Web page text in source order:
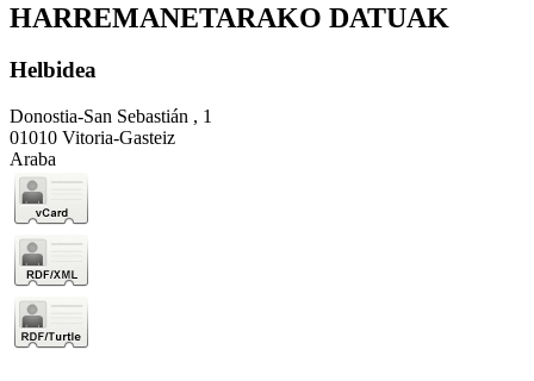
HARREMANETARAKO DATUAK
Helbidea
Donostia-San Sebastián , 1
01010 Vitoria-Gasteiz
Araba